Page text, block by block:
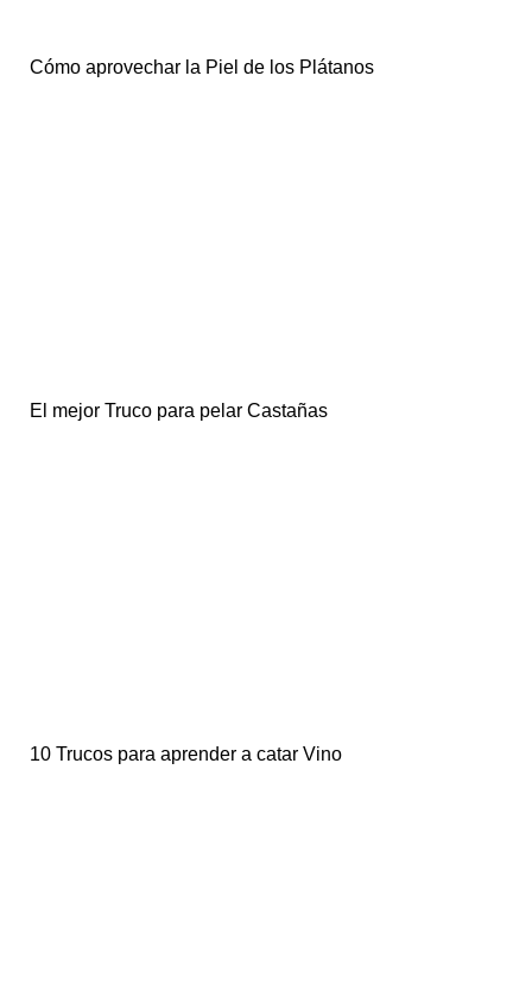
Cómo aprovechar la Piel de los Plátanos
El mejor Truco para pelar Castañas
10 Trucos para aprender a catar Vino